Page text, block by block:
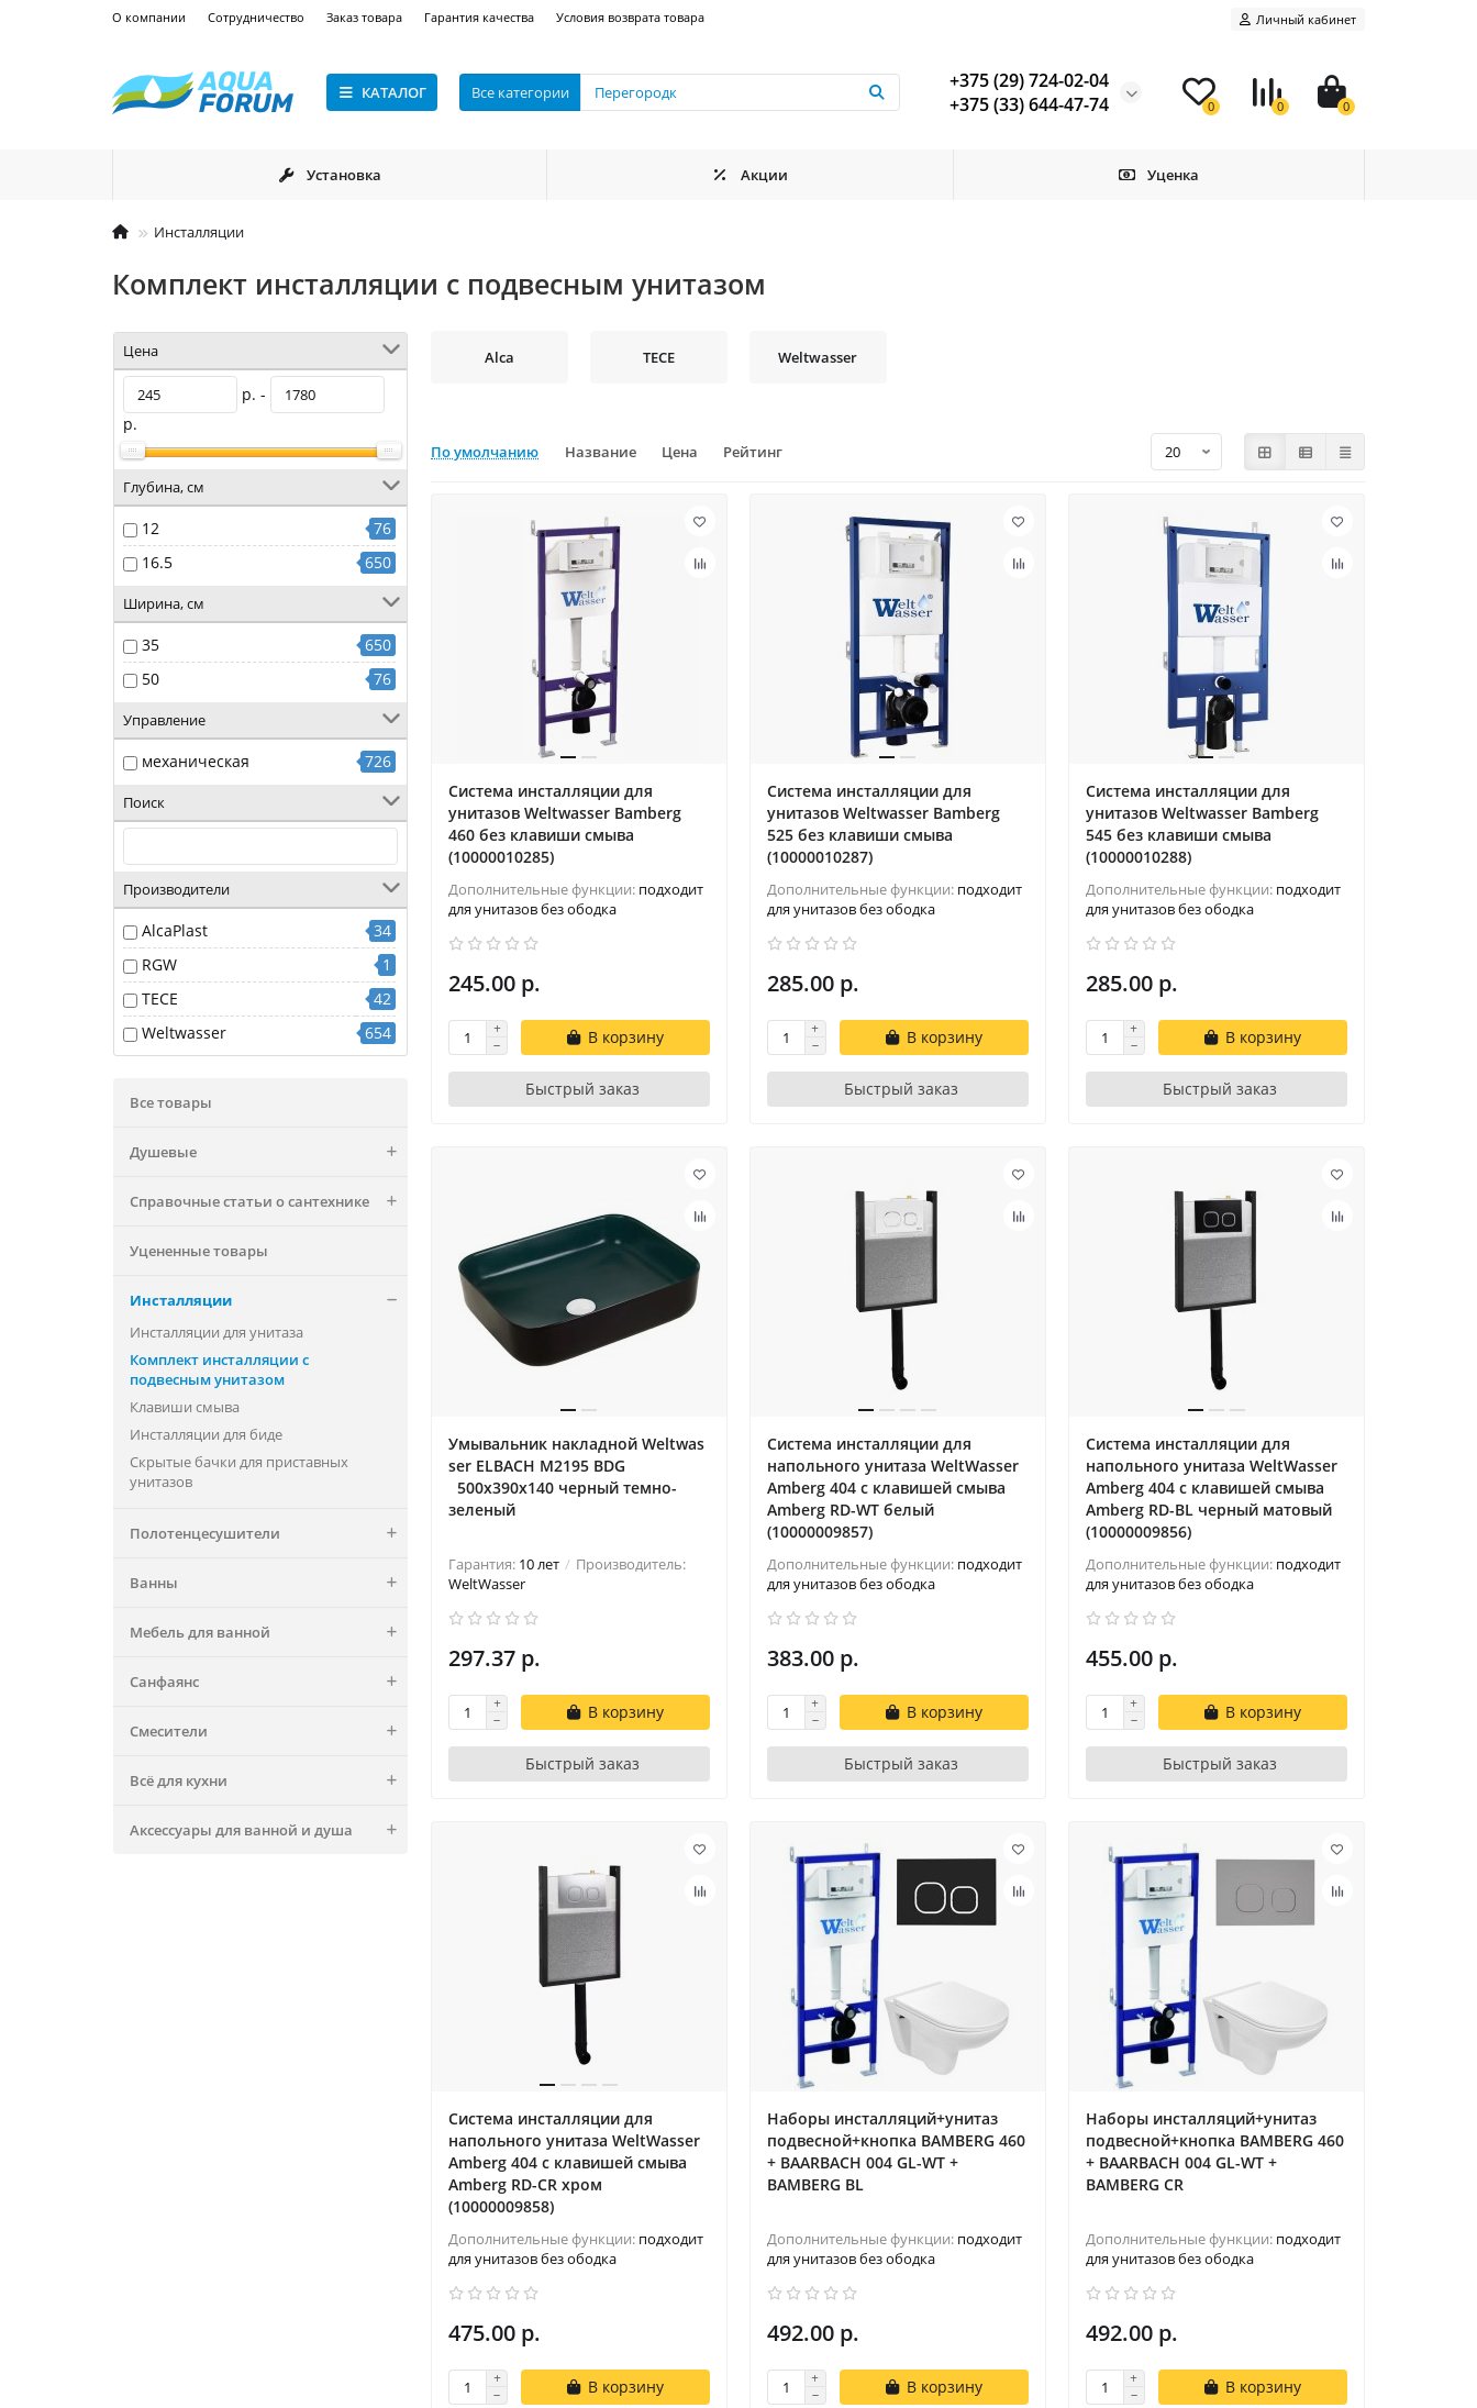
О компании Сотрудничество Заказ товара Гарантия качества Условия возврата товара Личный кабинет
КАТАЛОГ Все категории
+375 (29) 724-02-04
+375 (33) 644-47-74
0 0 0
Установка Акции Уценка
Инсталляции
Комплект инсталляции с подвесным унитазом
Цена
р. -
р.
Глубина, см
12
76
16.5
650
Ширина, см
35
650
50
76
Управление
механическая 726
Поиск
Производители
AlcaPlast
34
RGW
1
TECE
42
Weltwasser
654
Все товары
Душевые
Справочные статьи о сантехнике
Уцененные товары
Инсталляции
Инсталляции для унитаза
Комплект инсталляции с
подвесным унитазом
Клавиши смыва
Инсталляции для биде
Скрытые бачки для приставных
унитазов
Полотенцесушители
Ванны
Мебель для ванной
Санфаянс
Смесители
Всё для кухни
Аксессуары для ванной и душа
Alca TECE Weltwasser
По умолчанию Название Цена Рейтинг
Система инсталляции для
унитазов Weltwasser Bamberg
460 без клавиши смыва
(10000010285)
Дополнительные функции: подходит
для унитазов без ободка
245.00 р.
В корзину
Быстрый заказ
Система инсталляции для
унитазов Weltwasser Bamberg
525 без клавиши смыва
(10000010287)
Дополнительные функции: подходит
для унитазов без ободка
285.00 р.
В корзину
Быстрый заказ
Система инсталляции для
унитазов Weltwasser Bamberg
545 без клавиши смыва
(10000010288)
Дополнительные функции: подходит
для унитазов без ободка
285.00 р.
В корзину
Быстрый заказ
Умывальник накладной Weltwas
ser ELBACH M2195 BDG
500х390х140 черный темно-
зеленый
Гарантия: 10 лет
Производитель:
WeltWasser
297.37 р.
В корзину
Быстрый заказ
Система инсталляции для
напольного унитаза WeltWasser
Amberg 404 с клавишей смыва
Amberg RD-WT белый
(10000009857)
Дополнительные функции: подходит
для унитазов без ободка
383.00 р.
В корзину
Быстрый заказ
Система инсталляции для
напольного унитаза WeltWasser
Amberg 404 с клавишей смыва
Amberg RD-BL черный матовый
(10000009856)
Дополнительные функции: подходит
для унитазов без ободка
455.00 р.
В корзину
Быстрый заказ
Система инсталляции для
напольного унитаза WeltWasser
Amberg 404 с клавишей смыва
Amberg RD-CR хром
(10000009858)
Дополнительные функции: подходит
для унитазов без ободка
475.00 р.
В корзину
Наборы инсталляций+унитаз
подвесной+кнопка BAMBERG 460
+ BAARBACH 004 GL-WT +
BAMBERG BL
Дополнительные функции: подходит
для унитазов без ободка
492.00 р.
В корзину
Наборы инсталляций+унитаз
подвесной+кнопка BAMBERG 460
+ BAARBACH 004 GL-WT +
BAMBERG CR
Дополнительные функции: подходит
для унитазов без ободка
492.00 р.
В корзину